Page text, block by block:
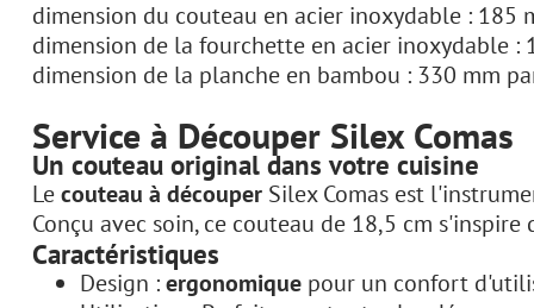
dimension du couteau en acier inoxydable : 185
dimension de la fourchette en acier inoxydable :
dimension de la planche en bambou : 330 mm
Service à Découper Silex Comas
Un couteau original dans votre cuisine
Lecouteau à découper Silex Comas est
Conçu avec soin, ce couteau de 18,5 cm
Caractéristiques
Design :ergonomique pour un confort